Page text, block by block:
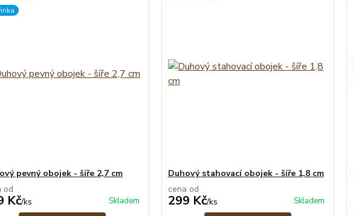
pevný obojek - šíře 2,7 cm
od
Kč/ks Skladem
Duhový stahovací obojek - šíře 1,8 cm
cena od
299 Kč/ks Skladem